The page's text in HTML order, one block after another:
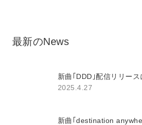
最新のNews
新曲｢DDD｣配信リリース
2025.4.27
新曲｢destination